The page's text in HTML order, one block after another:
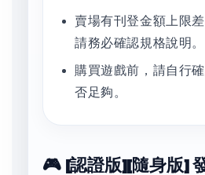
賣場有刊登金額上限
請務必確認規格說明。
購買遊戲前，請自行
否足夠。
🎮 [認證版][隨身版]